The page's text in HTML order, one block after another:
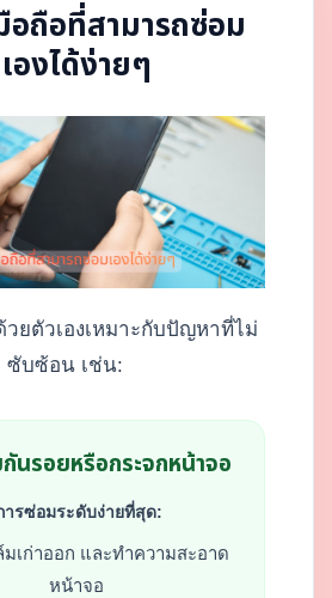
ถือที่สามารถซ่อม
เองได้ง่ายๆ
ยตัวเองเหมาะกับปัญหาที่ไม่
ซับซ้อน เช่น:
นรอยหรือกระจกหน้าจอ
ารซ่อมระดับง่ายที่สุด:
เก่าออก และทำความสะอาด
หน้าจอ